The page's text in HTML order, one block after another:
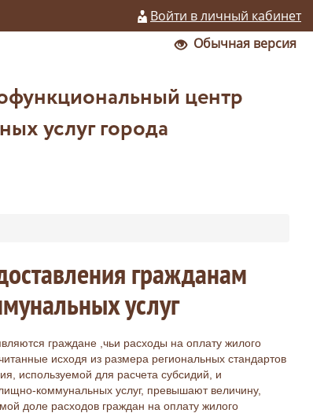
Войти в личный кабинет
Обычная версия
центр
услуг города
гражданам
услуг
граждане ,чьи расходы на оплату жилого
исходя из размера региональных стандартов
используемой для расчета субсидий, и
коммунальных услуг, превышают величину,
доле расходов граждан на оплату жилого